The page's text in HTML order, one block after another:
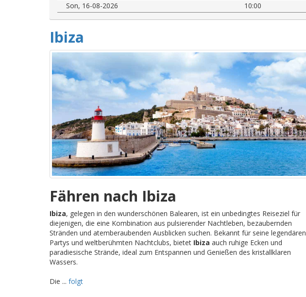
Son, 16-08-2026
10:00
Ibiza
Fähren nach Ibiza
Ibiza, gelegen in den wunderschönen Balearen, ist ein unbedingtes Reiseziel für
diejenigen, die eine Kombination aus pulsierender Nachtleben, bezaubernden
Stränden und atemberaubenden Ausblicken suchen. Bekannt für seine legendären
Partys und weltberühmten Nachtclubs, bietet Ibiza auch ruhige Ecken und
paradiesische Strände, ideal zum Entspannen und Genießen des kristallklaren
Wassers.
Die ... folgt